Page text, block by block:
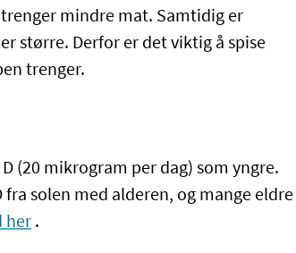
mindre mat. Samtidig er
større. Derfor er det viktig å spise
trenger.
(20 mikrogram per dag) som yngre.
solen med alderen, og mange eldre
her .